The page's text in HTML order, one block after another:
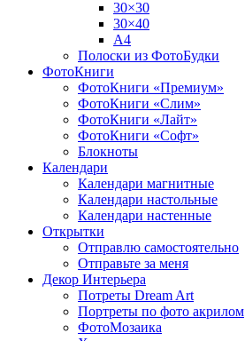
30×30
30×40
A4
Полоски из ФотоБудки
ФотоКниги
ФотоКниги «Премиум»
ФотоКниги «Слим»
ФотоКниги «Лайт»
ФотоКниги «Софт»
Блокноты
Календари
Календари магнитные
Календари настольные
Календари настенные
Открытки
Отправлю самостоятельно
Отправьте за меня
Декор Интерьера
Потреты Dream Art
Портреты по фото акрилом
ФотоМозаика